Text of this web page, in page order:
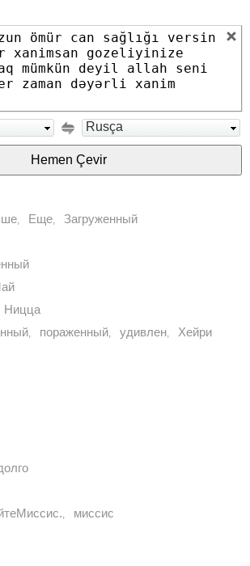
Rusça
, Еще, Загруженный
Ницца
, пораженный, удивлен, Хейри
Миссис., миссис